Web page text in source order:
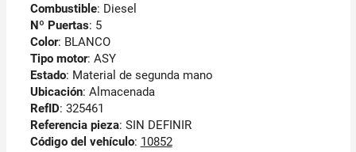
Combustible: Diesel
Nº Puertas: 5
Color: BLANCO
Tipo motor: ASY
Estado: Material de segunda mano
Ubicación: Almacenada
RefID: 325461
Referencia pieza: SIN DEFINIR
Código del vehículo: 10852